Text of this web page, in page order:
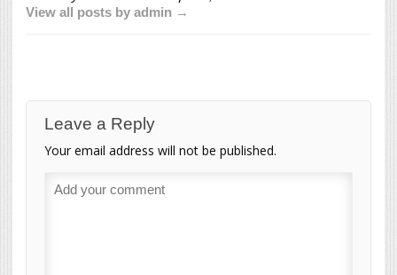
View all posts by admin →
Leave a Reply
Your email address will not be published.